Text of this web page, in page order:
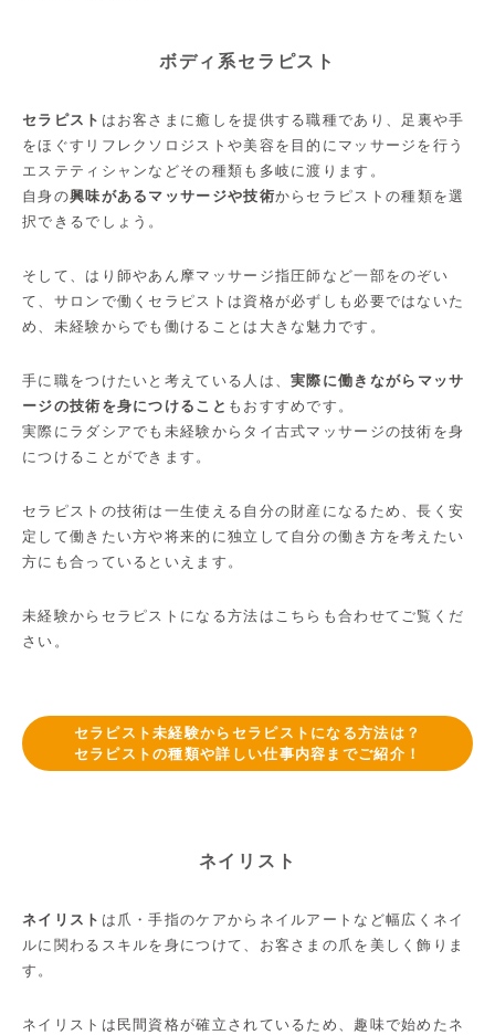
ボディ系セラピスト
セラピスト はお客さまに癒しを提供する職種であり、足裏や手
をほぐすリフレクソロジストや美容を目的にマッサージを行う
エステティシャンなどその種類も多岐に渡ります。
自身の興味があるマッサージや技術からセラピストの種類を選
択できるでしょう。
そして、はり師やあん摩マッサージ指圧師など一部をのぞい
て、サロンで働くセラピストは資格が必ずしも必要ではないた
め、未経験からでも働けることは大きな魅力です。
手に職をつけたいと考えている人は、実際に働きながらマッサ
ージの技術を身につけること もおすすめです。
実際にラダシアでも未経験からタイ古式マッサージの技術を身
につけることができます。
セラピストの技術は一生使える自分の財産になるため、長く安
定して働きたい方や将来的に独立して自分の働き方を考えたい
方にも合っているといえます。
未経験からセラピストになる方法はこちらも合わせてご覧くだ
さい。
セラピスト未経験からセラピストになる方法は？
セラピストの種類や詳しい仕事内容までご紹介！
ネイリスト
ネイリスト は爪・手指のケアからネイルアートなど幅広くネイ
ルに関わるスキルを身につけて、お客さまの爪を美しく飾りま
す。
ネイリストは民間資格が確立されているため、趣味で始めたネ